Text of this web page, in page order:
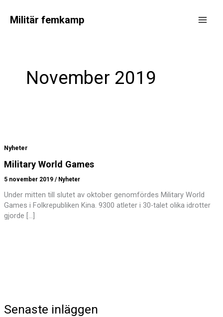
innehållMilitär femkamp
Senaste inläggen
November 2019
Nyheter
Military World Games
5 november 2019/ Nyheter
Under mitten till slutet av oktober genomfördes Military World
Games i Folkrepubliken Kina. 9300 atleter i 30-talet olika idrotter
gjorde […]